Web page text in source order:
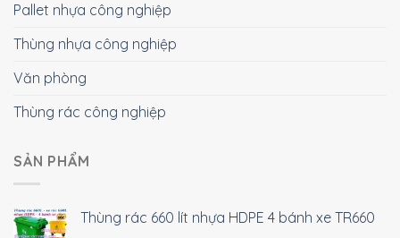
Pallet nhựa công nghiệp
Thùng nhựa công nghiệp
Văn phòng
Thùng rác công nghiệp
SẢN PHẨM
Thùng rác 660 lít nhựa HDPE 4 bánh xe TR660